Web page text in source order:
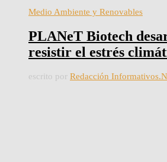
Medio Ambiente y Renovables
PLANeT Biotech
resistir el estrés
escrito por Redacción